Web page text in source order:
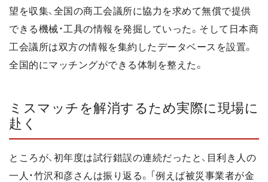
望を収集、全国の商工会議所に協力を求めて無償で提供
できる機械・工具の情報を発掘していった。そして日本商
工会議所は双方の情報を集約したデータベースを設置。
全国的にマッチングができる体制を整えた。
ミスマッチを解消するため実際に現場に
赴く
ところが、初年度は試行錯誤の連続だったと、目利き人の
一人・竹沢和彦さんは振り返る。「例えば被災事業者が金